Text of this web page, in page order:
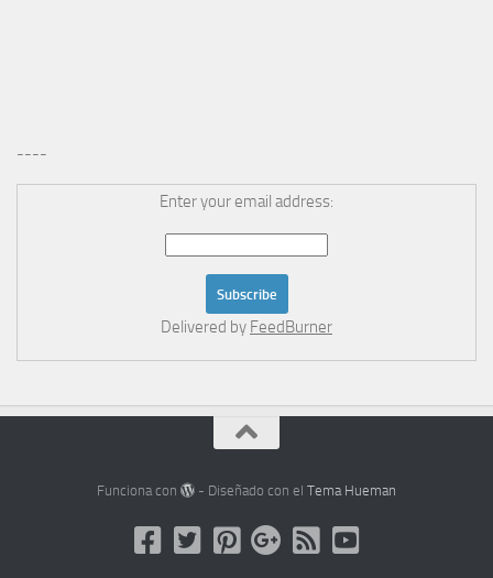
----
Enter your email address:
Delivered by FeedBurner
Funciona con - Diseñado con elTema Hueman